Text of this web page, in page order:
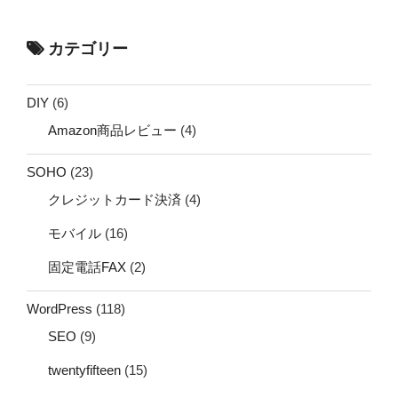
カテゴリー
DIY (6)
Amazon商品レビュー (4)
SOHO (23)
クレジットカード決済 (4)
モバイル (16)
固定電話FAX (2)
WordPress (118)
SEO (9)
twentyfifteen (15)